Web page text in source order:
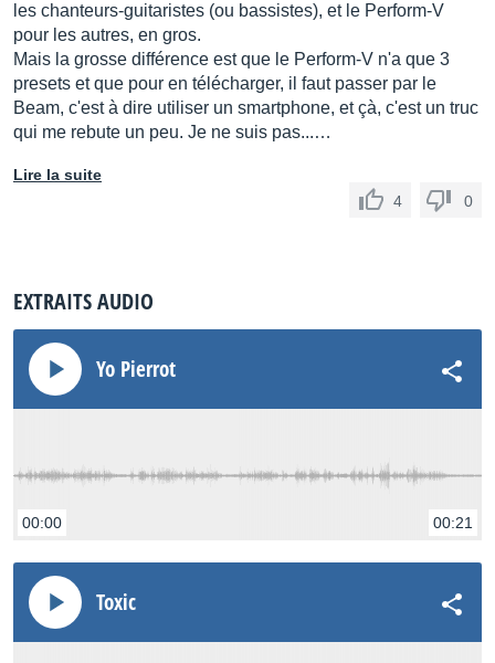
les chanteurs-guitaristes (ou bassistes), et le Perform-V
pour les autres, en gros.
Mais la grosse différence est que le Perform-V n'a que 3
presets et que pour en télécharger, il faut passer par le
Beam, c'est à dire utiliser un smartphone, et çà, c'est un truc
qui me rebute un peu. Je ne suis pas...…
Lire la suite
4
0
EXTRAITS AUDIO
Yo Pierrot
00:00 00:21
Toxic